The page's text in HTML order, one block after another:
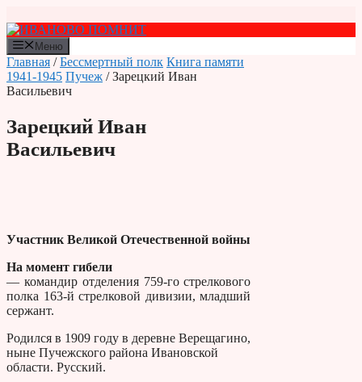
к
содержимому
Меню
Главная /Бессмертный полк Книга памяти
1941-1945 Пучеж / Зарецкий Иван
Васильевич
Зарецкий Иван
Васильевич
Участник Великой Отечественной войны
На момент гибели
— командир отделения 759-го стрелкового
полка 163-й стрелковой дивизии, младший
сержант.
Родился в 1909 году в деревне Верещагино,
ныне Пучежского района Ивановской
области. Русский.